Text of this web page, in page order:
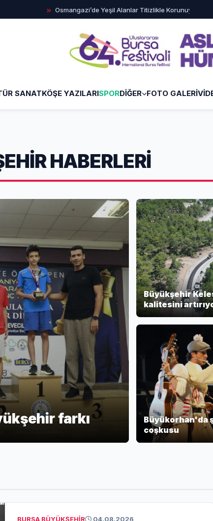
Osmangazi’de Yeşil Alanlar Titizlikle Korunuyor Başkan
SANATKÖŞE YAZILARISPORDİĞER FOTO GALERİ
HABERLERİ
farkı
Büyükşehir
kalitesini
Büyükorhan'da
coşkusu
BURSA BÜYÜKŞEHİR 04.08.2026